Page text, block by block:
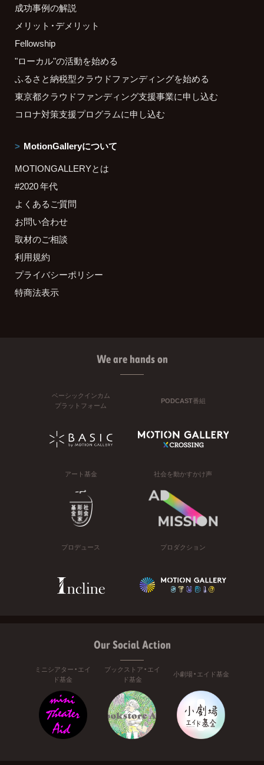
成功事例の解説
メリット・デメリット
Fellowship
"ローカル"の活動を始める
ふるさと納税型クラウドファンディングを始める
東京都クラウドファンディング支援事業に申し込む
コロナ対策支援プログラムに申し込む
MotionGalleryについて
MOTIONGALLERYとは
#2020 年代
よくあるご質問
お問い合わせ
取材のご相談
利用規約
プライバシーポリシー
特商法表示
We are hands on
ベーシックインカム
プラットフォーム
PODCAST番組
アート基金 社会を動かすかけ声
プロデュース プロダクション
Our Social Action
ミニシアター・エイ
ド基金
ブックストア・エイ
ド基金
小劇場・エイド基金